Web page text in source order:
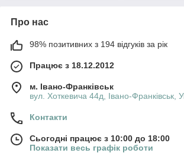
Про нас
98% позитивних з 194 відгуків за рік
Працює з 18.12.2012
м. Івано-Франківськ
вул. Хоткевича 44д, Івано-Франківськ,
Контакти
Сьогодні працює з 10:00 до 18:00
Показати весь графік роботи